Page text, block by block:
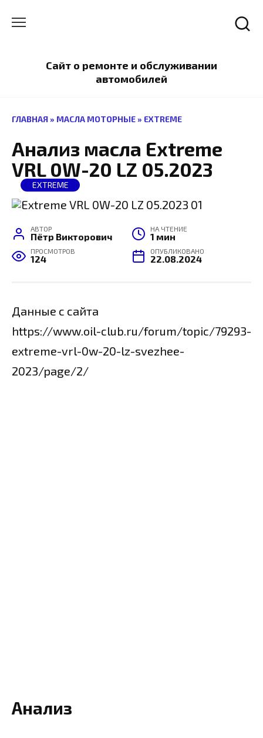
содержанию
Сайт о ремонте и обслуживании
автомобилей
ГЛАВНАЯ » МАСЛА МОТОРНЫЕ » EXTREME
Анализ масла Extreme
VRL 0W-20 LZ 05.2023
EXTREME
АВТОР
Пётр Викторович
НА ЧТЕНИЕ
1 мин
ПРОСМОТРОВ
124
ОПУБЛИКОВАНО
22.08.2024
Данные с сайта
https://www.oil-club.ru/forum/topic/79293-
extreme-vrl-0w-20-lz-svezhee-
2023/page/2/
Анализ